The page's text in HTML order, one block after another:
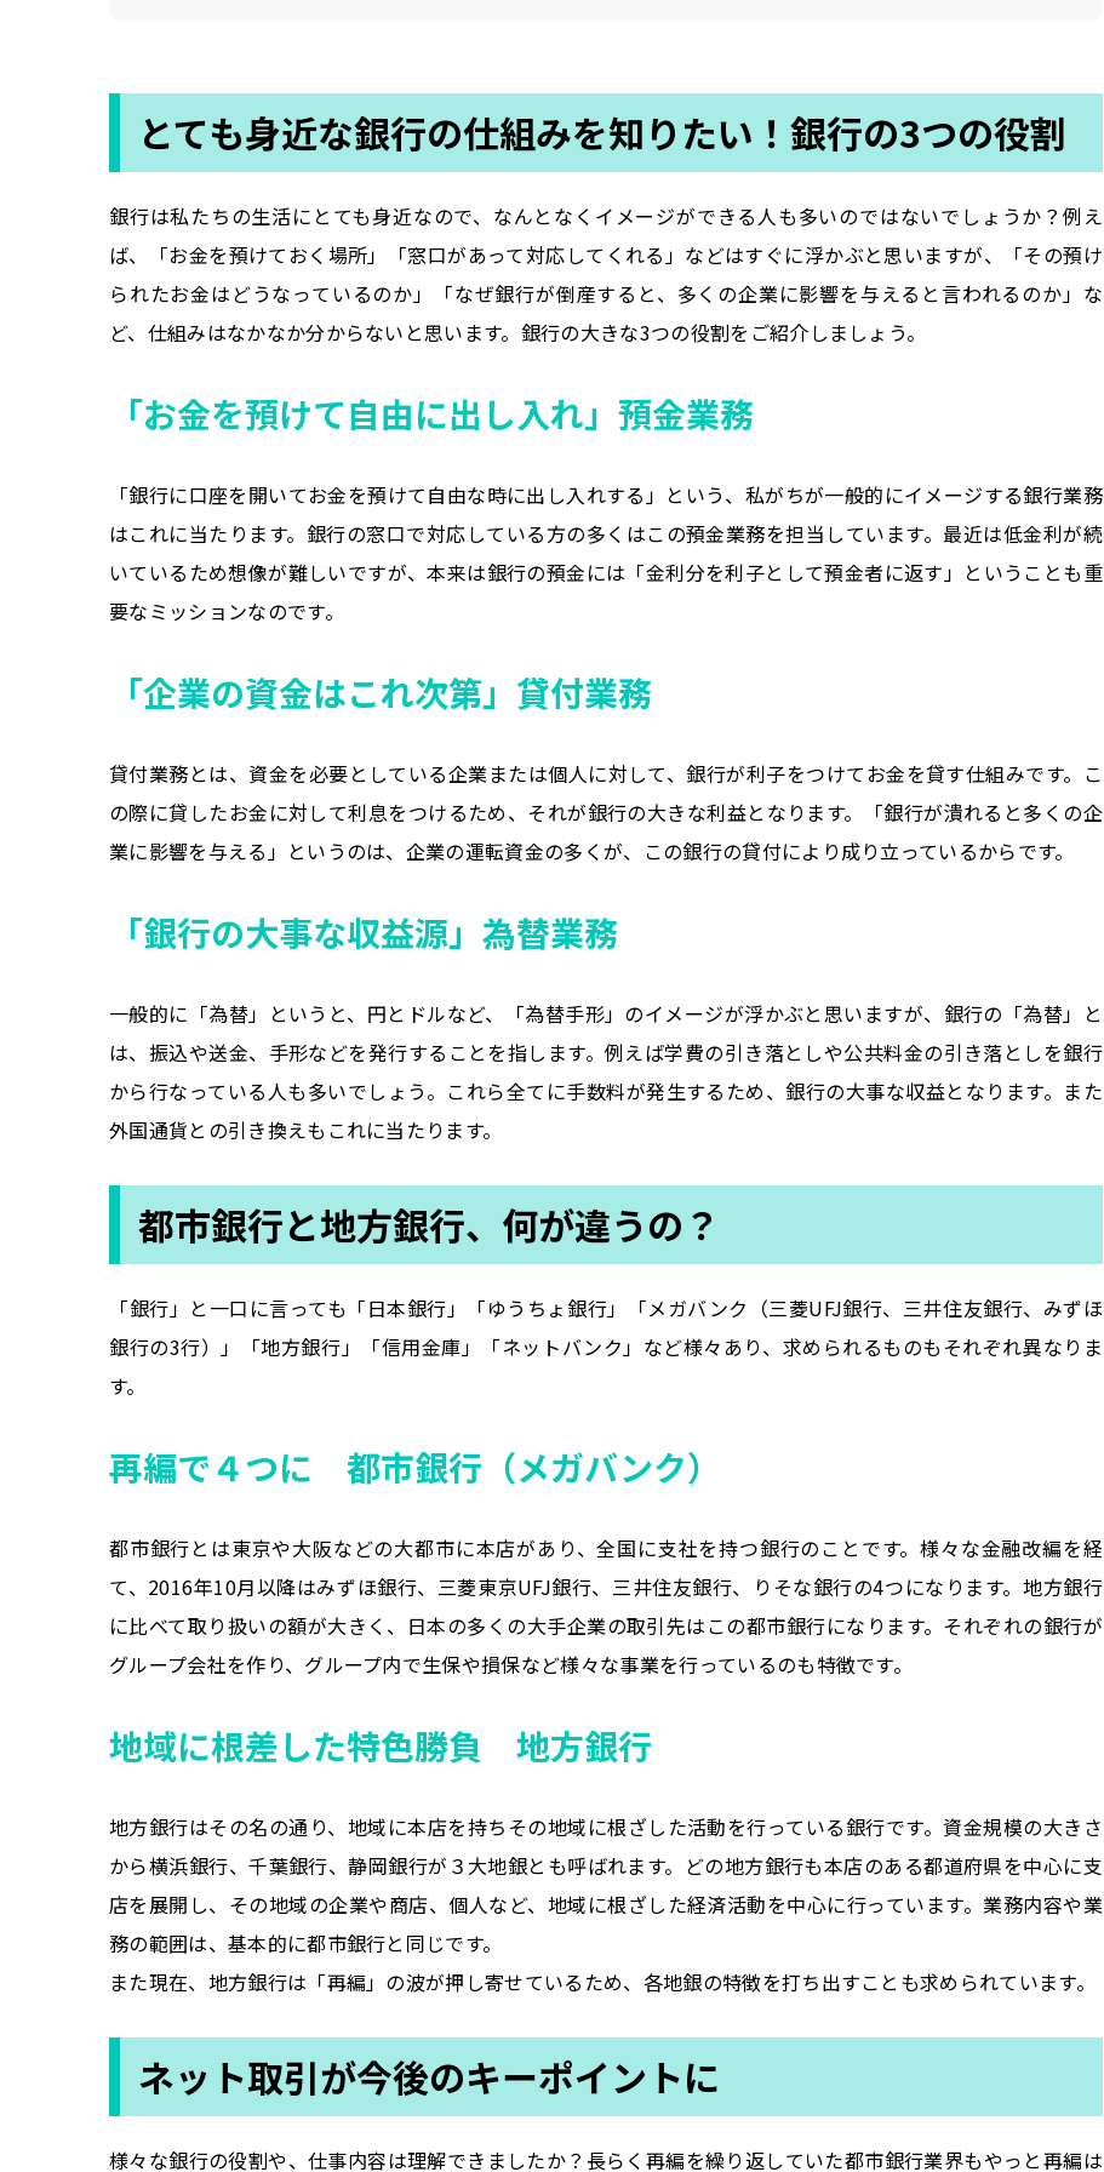
とても身近な銀行の仕組みを知りたい！銀行の3つの役割
銀行は私たちの生活にとても身近なので、なんとなくイメージができる人も多いのではないでしょうか？例え
ば、「お金を預けておく場所」「窓口があって対応してくれる」などはすぐに浮かぶと思いますが、「その預け
られたお金はどうなっているのか」「なぜ銀行が倒産すると、多くの企業に影響を与えると言われるのか」な
ど、仕組みはなかなか分からないと思います。銀行の大きな3つの役割をご紹介しましょう。
「お金を預けて自由に出し入れ」預金業務
「銀行に口座を開いてお金を預けて自由な時に出し入れする」という、私がちが一般的にイメージする銀行業務
はこれに当たります。銀行の窓口で対応している方の多くはこの預金業務を担当しています。最近は低金利が続
いているため想像が難しいですが、本来は銀行の預金には「金利分を利子として預金者に返す」ということも重
要なミッションなのです。
「企業の資金はこれ次第」 貸付業務
貸付業務とは、資金を必要としている企業または個人に対して、銀行が利子をつけてお金を貸す仕組みです。こ
の際に貸したお金に対して利息をつけるため、それが銀行の大きな利益となります。「銀行が潰れると多くの企
業に影響を与える」というのは、企業の運転資金の多くが、この銀行の貸付により成り立っているからです。
「銀行の大事な収益源」為替業務
一般的に「為替」というと、円とドルなど、「為替手形」のイメージが浮かぶと思いますが、銀行の「為替」と
は、振込や送金、手形などを発行することを指します。例えば学費の引き落としや公共料金の引き落としを銀行
から行なっている人も多いでしょう。これら全てに手数料が発生するため、銀行の大事な収益となります。また
外国通貨との引き換えもこれに当たります。
都市銀行と地方銀行、何が違うの？
「銀行」と一口に言っても「日本銀行」「ゆうちょ銀行」「メガバンク（三菱UFJ銀行、三井住友銀行、みずほ
銀行の3行）」「地方銀行」「信用金庫」「ネットバンク」など様々あり、求められるものもそれぞれ異なりま
す。
再編で４つに 都市銀行（メガバンク）
都市銀行とは東京や大阪などの大都市に本店があり、全国に支社を持つ銀行のことです。様々な金融改編を経
て、2016年10月以降はみずほ銀行、三菱東京UFJ銀行、三井住友銀行、りそな銀行の4つになります。地方銀行
に比べて取り扱いの額が大きく、日本の多くの大手企業の取引先はこの都市銀行になります。それぞれの銀行が
グループ会社を作り、グループ内で生保や損保など様々な事業を行っているのも特徴です。
地域に根差した特色勝負 地方銀行
地方銀行はその名の通り、地域に本店を持ちその地域に根ざした活動を行っている銀行です。資金規模の大きさ
から横浜銀行、千葉銀行、静岡銀行が３大地銀とも呼ばれます。どの地方銀行も本店のある都道府県を中心に支
店を展開し、その地域の企業や商店、個人など、地域に根ざした経済活動を中心に行っています。業務内容や業
務の範囲は、基本的に都市銀行と同じです。
また現在、地方銀行は「再編」の波が押し寄せているため、各地銀の特徴を打ち出すことも求められています。
ネット取引が今後のキーポイントに
様々な銀行の役割や、仕事内容は理解できましたか？長らく再編を繰り返していた都市銀行業界もやっと再編は